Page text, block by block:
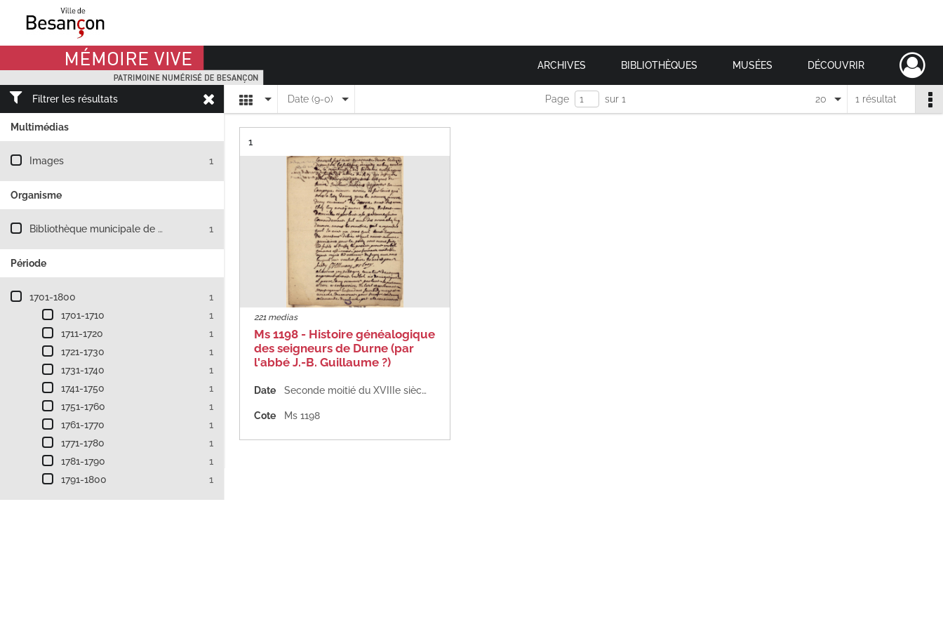
Mémoire Vive patrimoine numérisé de Besançon ARCHIVES BIBLIOTHÈQUES MUSÉES DÉCOUVRIR
Filtrer les résultats
Multimédias
Filtre les résultats par : Multimédias
Images 1
Organisme
Filtre les résultats par : Organisme
Bibliothèque municipale de Besançon 1
Période
Filtre les résultats par : Période
1701-1800
1
1701-1710
1
1711-1720
1
1721-1730
1
1731-1740
1
1741-1750
1
1751-1760
1
1761-1770
1
1771-1780
1
1781-1790
1
1791-1800
1
AffichageDate (9-0) Page sur 1 1 résultat
20
Résultat n°
1
221 medias
Ms 1198 - Histoire généalogique
des seigneurs de Durne (par
l'abbé J.-B. Guillaume ?)
Date Seconde moitié du XVIIIe siècle
Cote Ms 1198